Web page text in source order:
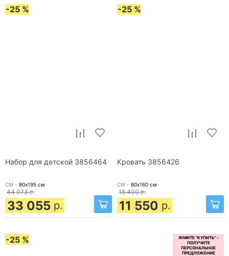
-25 %
Набор для детской 3856464
СМ - 80х195 см
44 073 р.
33 055 р.
-25 %
Кровать 3856426
СМ - 80х160 см
15 400 р.
11 550 р.
-25 %